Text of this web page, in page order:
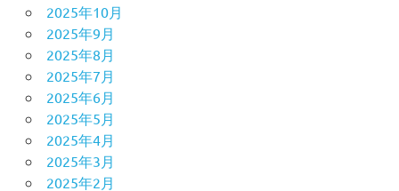
2025年10月
2025年9月
2025年8月
2025年7月
2025年6月
2025年5月
2025年4月
2025年3月
2025年2月